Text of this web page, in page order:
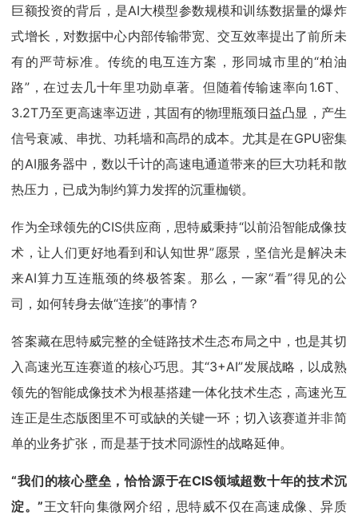
巨额投资的背后，是AI大模型参数规模和训练数据量的爆炸
式增长，对数据中心内部传输带宽、交互效率提出了前所未
有的严苛标准。传统的电互连方案，形同城市里的“柏油
路”，在过去几十年里功勋卓著。但随着传输速率向1.6T、
3.2T乃至更高速率迈进，其固有的物理瓶颈日益凸显，产生
信号衰减、串扰、功耗墙和高昂的成本。尤其是在GPU密集
的AI服务器中，数以千计的高速电通道带来的巨大功耗和散
热压力，已成为制约算力发挥的沉重枷锁。
作为全球领先的CIS供应商，思特威秉持“以前沿智能成像技
术，让人们更好地看到和认知世界”愿景，坚信光是解决未
来AI算力互连瓶颈的终极答案。那么，一家“看”得见的公
司，如何转身去做“连接”的事情？
答案藏在思特威完整的全链路技术生态布局之中，也是其切
入高速光互连赛道的核心巧思。其“3+AI”发展战略，以成熟
领先的智能成像技术为根基搭建一体化技术生态，高速光互
连正是生态版图里不可或缺的关键一环；切入该赛道并非简
单的业务扩张，而是基于技术同源性的战略延伸。
“我们的核心壁垒，恰恰源于在CIS领域超数十年的技术沉
淀。”王文轩向集微网介绍，思特威不仅在高速成像、异质